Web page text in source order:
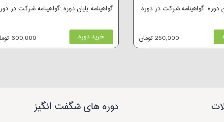
گواهینامه پایان دوره :گواهینامه شرکت در
خرید دوره 600,000 تومان
دوره :گواهینامه شرکت در دوره
250,000 تومان
دوره های شگفت انگیز